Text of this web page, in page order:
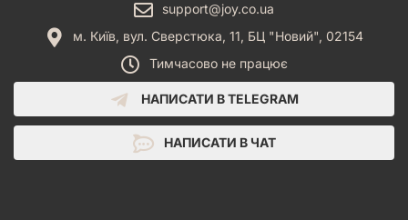
support@joy.co.ua
м. Київ, вул. Сверстюка, 11, БЦ "Новий", 02154
Тимчасово не працює
НАПИСАТИ В TELEGRAM
НАПИСАТИ В ЧАТ